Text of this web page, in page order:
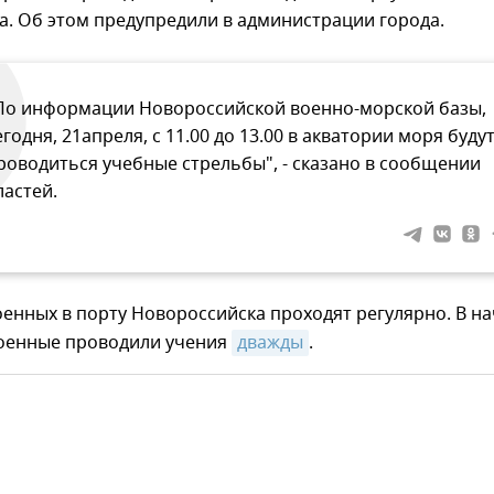
Об этом предупредили в администрации города.
информации Новороссийской военно-морской базы,
21апреля, с 11.00 до 13.00 в акватории моря будут
учебные стрельбы", - сказано в сообщении
в порту Новороссийска проходят регулярно. В
проводили учения дважды .